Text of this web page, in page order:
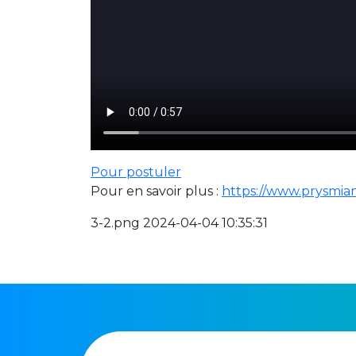
Pour postuler
Pour en savoir plus : https://
3-2.png 2024-04-04 10:35:31